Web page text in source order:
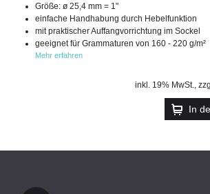
Größe: ø 25,4 mm = 1"
einfache Handhabung durch Hebelfunktion
mit praktischer Auffangvorrichtung im Sockel
geeignet für Grammaturen von 160 - 220 g/m²
Mehr erfahren
inkl. 19% MwSt.
In